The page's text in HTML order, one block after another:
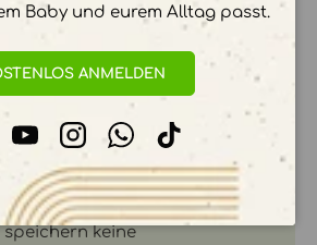
werden sicher
keine
Baby und eurem Alltag passt.
ANMELDEN
YouTubeInstagramWhatsApp
TikTok